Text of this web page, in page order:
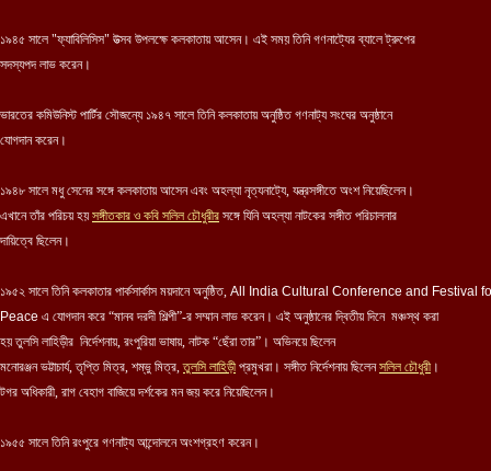
১৯৪৫ সালে "ফ্যাবিলিসিস" উত্সব উপলক্ষে কলকাতায় আসেন। এই সময় তিনি গণনাট্যের ব্যালে ট্রুপের
সদস্যপদ লাভ করেন।
ভারতের কমিউনিস্ট পার্টির সৌজন্যে ১৯৪৭ সালে তিনি কলকাতায় অনুষ্ঠিত গণনাট্য সংঘের অনুষ্ঠানে
যোগদান করেন।
১৯৪৮ সালে মধু সেনের সঙ্গে কলকাতায় আসেন এবং অহল্যা নৃত্যনাট্যে, যন্ত্রসঙ্গীতে অংশ নিয়েছিলেন।
এখানে তাঁর পরিচয় হয়সঙ্গীতকার ও কবি সলিল চৌধুরীর সঙ্গে যিনি অহল্যা নাটকের সঙ্গীতপরিচালনার
দায়িত্বে ছিলেন।
১৯৫২ সালে তিনি কলকাতার পার্কসার্কাস ময়দানে অনুষ্ঠিত, All India Cultural Conference and Festival
Peace এ যোগদান করে “মানব দরদী শিল্পী”-র সম্মান লাভ করেন। এই অনুষ্ঠানের দ্বিতীয় দিনে মঞ্চস্থ করা
হয় তুলসি লাহিড়ীর নির্দেশনায়, রংপুরিয়া ভাষায়, নাটক “ছেঁরা তার”। অভিনয়ে ছিলেন
মনোরঞ্জন ভট্টাচার্য, তৃপ্তি মিত্র, শম্ভু মিত্র,তুলসি লাহিড়ীপ্রমুখরা। সঙ্গীত নির্দেশনায় ছিলেনসলিল চৌধুরী।
টগর অধিকারী, রাগ বেহাগ বাজিয়ে দর্শকের মন জয় করে নিয়েছিলেন।
১৯৫৫ সালে তিনি রংপুরে গণনাট্য আন্দোলনে অংশগ্রহণ করেন।